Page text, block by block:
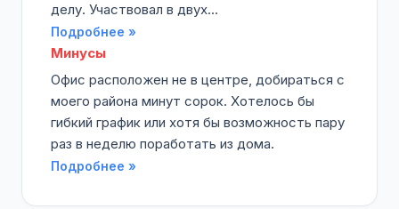
делу. Участвовал в двух...
Подробнее »
Минусы
Офис расположен не в центре, добираться с
моего района минут сорок. Хотелось бы
гибкий график или хотя бы возможность пару
раз в неделю поработать из дома.
Подробнее »